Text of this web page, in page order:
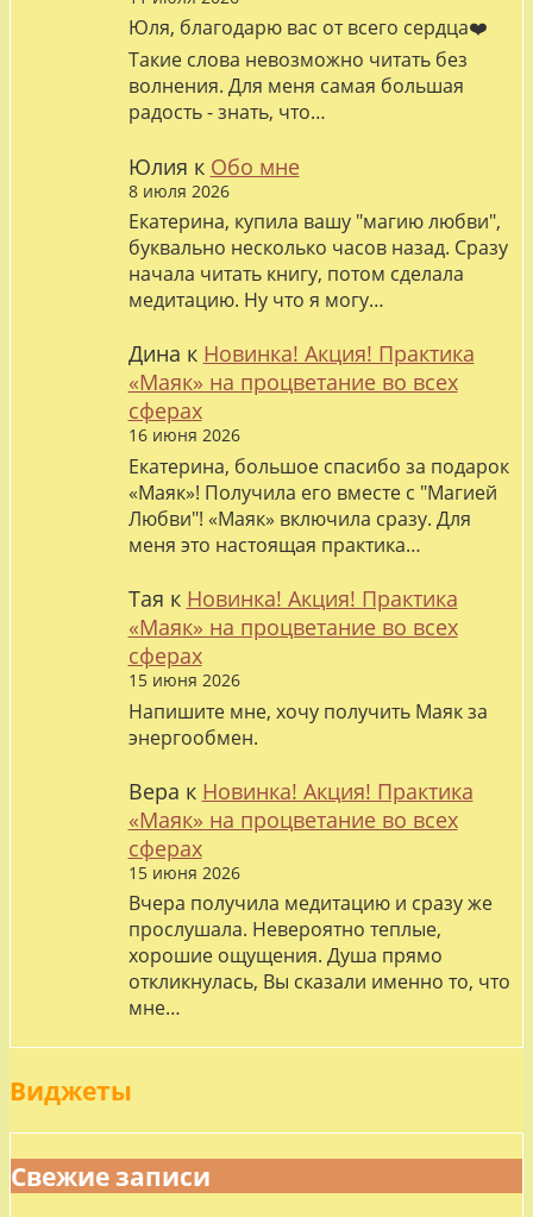
Юля, благодарю вас от всего сердца❤️
Такие слова невозможно читать без
волнения. Для меня самая большая
радость - знать, что…
Юлия к Обо мне
8 июля 2026
Екатерина, купила вашу "магию любви",
буквально несколько часов назад. Сразу
начала читать книгу, потом сделала
медитацию. Ну что я могу…
Дина к Новинка! Акция! Практика
«Маяк» на процветание во всех
сферах
16 июня 2026
Екатерина, большое спасибо за подарок
«Маяк»! Получила его вместе с "Магией
Любви"! «Маяк» включила сразу. Для
меня это настоящая практика…
Тая к Новинка! Акция! Практика
«Маяк» на процветание во всех
сферах
15 июня 2026
Напишите мне, хочу получить Маяк за
энергообмен.
Вера к Новинка! Акция! Практика
«Маяк» на процветание во всех
сферах
15 июня 2026
Вчера получила медитацию и сразу же
прослушала. Невероятно теплые,
хорошие ощущения. Душа прямо
откликнулась, Вы сказали именно то, что
мне…
Виджеты
Свежие записи